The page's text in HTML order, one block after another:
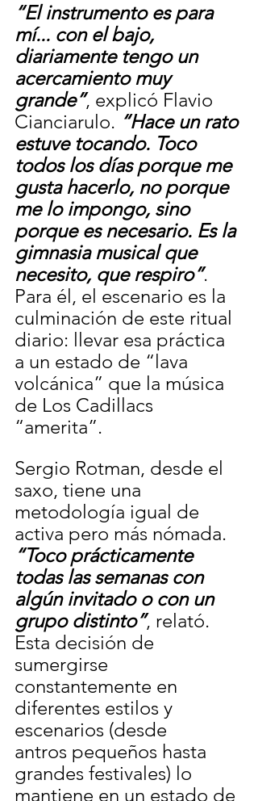
“El instrumento es para
mí... con el bajo,
diariamente tengo un
acercamiento muy
grande”, explicó Flavio
Cianciarulo. “Hace un rato
estuve tocando. Toco
todos los días porque me
gusta hacerlo, no porque
me lo impongo, sino
porque es necesario. Es la
gimnasia musical que
necesito, que respiro”.
Para él, el escenario es la
culminación de este ritual
diario: llevar esa práctica
a un estado de “lava
volcánica” que la música
de Los Cadillacs
“amerita”.
Sergio Rotman, desde el
saxo, tiene una
metodología igual de
activa pero más nómada.
“Toco prácticamente
todas las semanas con
algún invitado o con un
grupo distinto”, relató.
Esta decisión de
sumergirse
constantemente en
diferentes estilos y
escenarios (desde
antros pequeños hasta
grandes festivales) lo
mantiene en un estado de